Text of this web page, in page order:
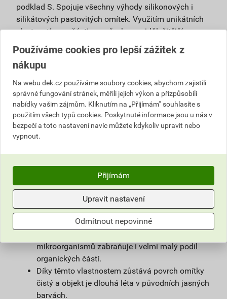
podklad S. Spojuje všechny výhody silikonových i
silikátových pastovitých omítek. Využitím unikátních
vlastností nanočástic se všechny nejdůležitější
vlastnosti obou omítek umocňují.
Je vhodná pro použití v exteriéru i interiéru a pro
na vlhké zdivo.
Použitím samočisticí omítky weberpas
extraClean se výrazně prodlužuje životnost
fasády a podstatně snižují náklady na její
údržbu.
vlivem proudění vzduchu jen nepatrný
elektrostatický náboj a prach z ovzduší na
povrchu omítky neulpívá.
Omítka je zároveň hydrofobní. Tím zůstává na
povrchu fasády minimum vody, která utváří
mikroorganismů zabraňuje i velmi malý podíl
organických částí.
Díky těmto vlastnostem zůstává povrch omítky
čistý a objekt je dlouhá léta v původních jasných
barvách.
Používáme cookies pro lepší zážitek z
nákupu
Na webu dek.cz používáme soubory cookies, abychom zajistili
správné fungování stránek, měřili jejich výkon a přizpůsobili
nabídky vašim zájmům. Kliknutím na „Přijímám“ souhlasíte s
použitím všech typů cookies. Poskytnuté informace jsou u nás v
bezpečí a toto nastavení navíc můžete kdykoliv upravit nebo
vypnout.
Přijímám
Upravit nastavení
Odmítnout nepovinné